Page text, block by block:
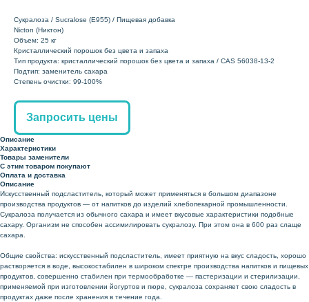
Сукралоза / Sucralose (E955) / Пищевая добавка
Nicton (Никтон)
Объем: 25 кг
Кристаллический порошок без цвета и запаха
Тип продукта: кристаллический порошок без цвета и запаха / CAS 56038-13-2
Подтип: заменитель сахара
Степень очистки: 99-100%
Запросить цены
Описание
Характеристики
Товары заменители
С этим товаром покупают
Оплата и доставка
Описание
Искусственный подсластитель, который может применяться в большом диапазоне
производства продуктов — от напитков до изделий хлебопекарной промышленности.
Сукралоза получается из обычного сахара и имеет вкусовые характеристики подобные
сахару. Организм не способен ассимилировать сукралозу. При этом она в 600 раз слаще
сахара.
Общие свойства: искусственный подсластитель, имеет приятную на вкус сладость, хорошо
растворяется в воде, высокостабилен в широком спектре производства напитков и пищевых
продуктов, совершенно стабилен при термообработке — пастеризации и стерилизации,
применяемой при изготовлении йогуртов и пюре, сукралоза сохраняет свою сладость в
продуктах даже после хранения в течение года.